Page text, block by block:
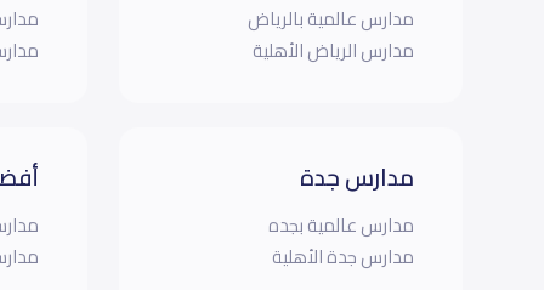
مدارس عالمية بالرياض
مدارس الرياض الأهلية
مدارس جدة
مدارس عالمية بجده
مدارس جدة الأهلية